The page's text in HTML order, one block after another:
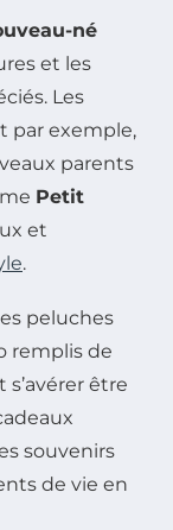
né
et les
Les
par exemple,
parents
Petit
et
.
peluches
remplis de
être
souvenirs
de vie en